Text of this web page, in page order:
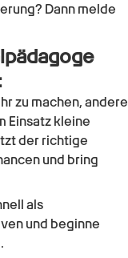
Dann melde
zu machen, andere
Einsatz kleine
der richtige
und bring
als
und beginne